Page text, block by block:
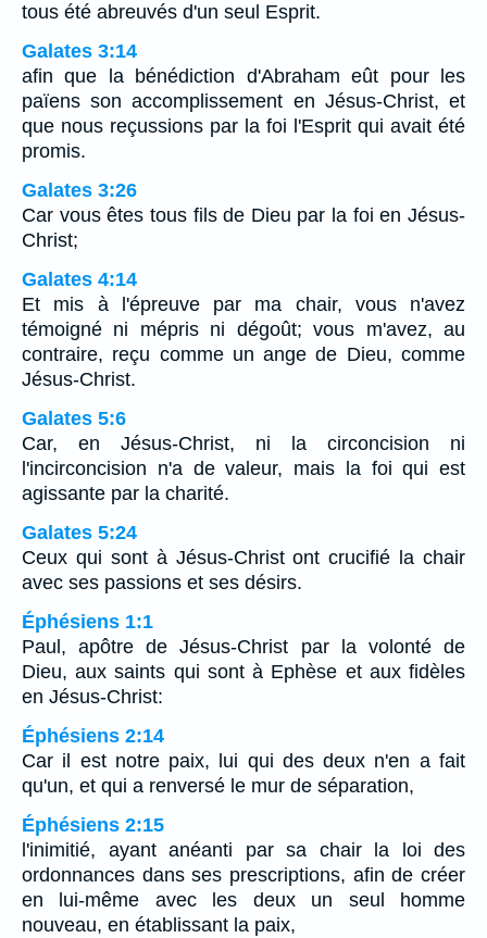
tous été abreuvés d'un seul Esprit.
Galates 3:14
afin que la bénédiction d'Abraham eût pour les
païens son accomplissement en Jésus-Christ, et
que nous reçussions par la foi l'Esprit qui avait été
promis.
Galates 3:26
Car vous êtes tous fils de Dieu par la foi en Jésus-
Christ;
Galates 4:14
Et mis à l'épreuve par ma chair, vous n'avez
témoigné ni mépris ni dégoût; vous m'avez, au
contraire, reçu comme un ange de Dieu, comme
Jésus-Christ.
Galates 5:6
Car, en Jésus-Christ, ni la circoncision ni
l'incirconcision n'a de valeur, mais la foi qui est
agissante par la charité.
Galates 5:24
Ceux qui sont à Jésus-Christ ont crucifié la chair
avec ses passions et ses désirs.
Éphésiens 1:1
Paul, apôtre de Jésus-Christ par la volonté de
Dieu, aux saints qui sont à Ephèse et aux fidèles
en Jésus-Christ:
Éphésiens 2:14
Car il est notre paix, lui qui des deux n'en a fait
qu'un, et qui a renversé le mur de séparation,
Éphésiens 2:15
l'inimitié, ayant anéanti par sa chair la loi des
ordonnances dans ses prescriptions, afin de créer
en lui-même avec les deux un seul homme
nouveau, en établissant la paix,